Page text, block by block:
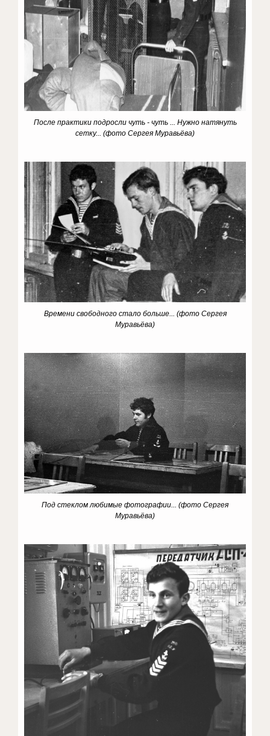
После практики подросли чуть - чуть ... Нужно натянуть
сетку... (фото Сергея Муравьёва)
Времени свободного стало больше... (фото Сергея
Муравьёва)
Под стеклом любимые фотографии... (фото Сергея
Муравьёва)